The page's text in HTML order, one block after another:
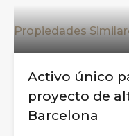
Propiedades
Activo único
proyecto de
Barcelona